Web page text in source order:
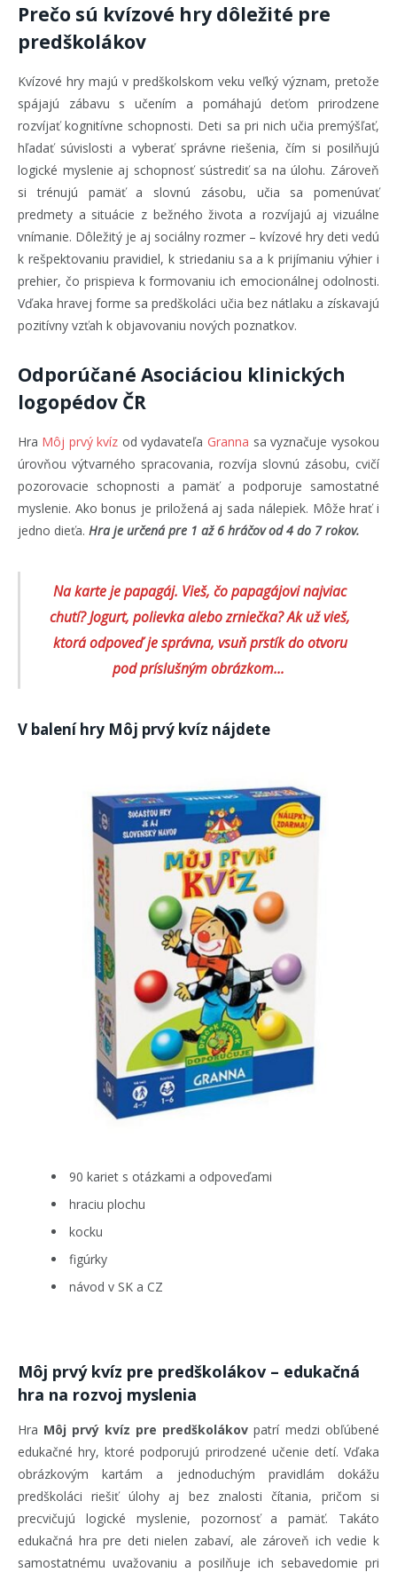
Prečo sú kvízové hry dôležité pre
predškolákov
Kvízové hry majú v predškolskom veku veľký význam, pretože
spájajú zábavu s učením a pomáhajú deťom prirodzene
rozvíjať kognitívne schopnosti. Deti sa pri nich učia premýšľať,
hľadať súvislosti a vyberať správne riešenia, čím si posilňujú
logické myslenie aj schopnosť sústrediť sa na úlohu. Zároveň
si trénujú pamäť a slovnú zásobu, učia sa pomenúvať
predmety a situácie z bežného života a rozvíjajú aj vizuálne
vnímanie. Dôležitý je aj sociálny rozmer – kvízové hry deti vedú
k rešpektovaniu pravidiel, k striedaniu sa a k prijímaniu výhier i
prehier, čo prispieva k formovaniu ich emocionálnej odolnosti.
Vďaka hravej forme sa predškoláci učia bez nátlaku a získavajú
pozitívny vzťah k objavovaniu nových poznatkov.
Odporúčané Asociáciou klinických
logopédov ČR
Hra Môj prvý kvíz od vydavateľa Granna sa vyznačuje vysokou
úrovňou výtvarného spracovania, rozvíja slovnú zásobu, cvičí
pozorovacie schopnosti a pamäť a podporuje samostatné
myslenie. Ako bonus je priložená aj sada nálepiek. Môže hrať i
jedno dieťa. Hra je určená pre 1 až 6 hráčov od 4 do 7 rokov.
Na karte je papagáj. Vieš, čo papagájovi najviac
chutí? Jogurt, polievka alebo zrniečka? Ak už vieš,
ktorá odpoveď je správna, vsuň prstík do otvoru
pod príslušným obrázkom…
V balení hry Môj prvý kvíz nájdete
90 kariet s otázkami a odpoveďami
hraciu plochu
kocku
figúrky
návod v SK a CZ
Môj prvý kvíz pre predškolákov – edukačná
hra na rozvoj myslenia
Hra Môj prvý kvíz pre predškolákov patrí medzi obľúbené
edukačné hry, ktoré podporujú prirodzené učenie detí. Vďaka
obrázkovým kartám a jednoduchým pravidlám dokážu
predškoláci riešiť úlohy aj bez znalosti čítania, pričom si
precvičujú logické myslenie, pozornosť a pamäť. Takáto
edukačná hra pre deti nielen zabaví, ale zároveň ich vedie k
samostatnému uvažovaniu a posilňuje ich sebavedomie pri